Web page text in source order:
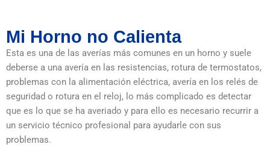
Mi Horno no Calienta
Esta es una de las averías más comunes en un horno y suele
deberse a una avería en las resistencias, rotura de termostatos,
problemas con la alimentación eléctrica, avería en los relés de
seguridad o rotura en el reloj, lo más complicado es detectar
que es lo que se ha averiado y para ello es necesario recurrir a
un servicio técnico profesional para ayudarle con sus
problemas.